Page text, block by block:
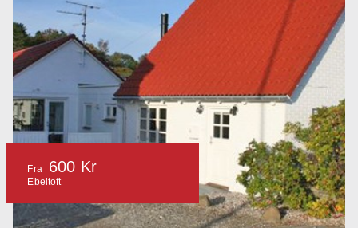
Fra 600 Kr
Ebeltoft